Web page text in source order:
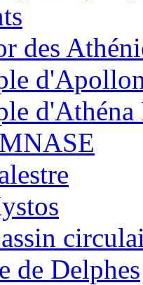
des
d'Athéna
de Delphes